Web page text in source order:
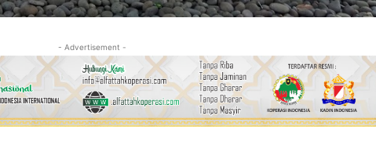
- Advertisement -